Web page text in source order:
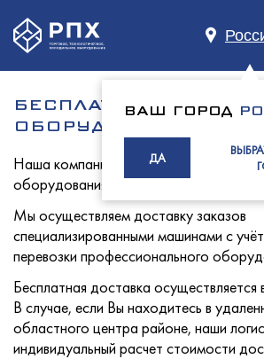
ВАШ ГОРОД
ДА
О нас
Каталог
БЕСПЛАТНАЯ
ОБОРУДОВАНИЯ
Наша компания может осуществлять
оборудования до объекта
Мы осуществляем доставку заказов
специализированными машинами с
перевозки профессионального
Бесплатная доставка осуществляется
В случае, если Вы находитесь в
областного центра районе, наши
индивидуальный расчет стоимости